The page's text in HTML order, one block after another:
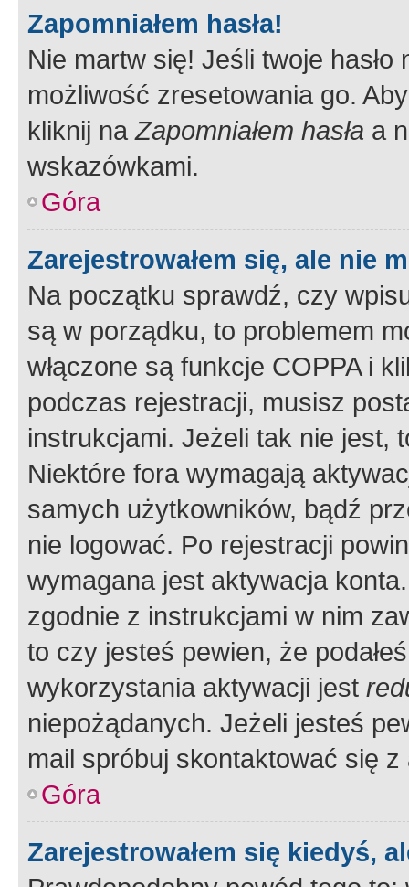
Zapomniałem hasła!
Nie martw się! Jeśli twoje
możliwość zresetowania go.
kliknij naZapomniałem hasła a
wskazówkami.
Góra
Zarejestrowałem się, ale nie
Na początku sprawdź, czy
są w porządku, to problemem
włączone są funkcje COPPA i
podczas rejestracji, musisz
instrukcjami. Jeżeli tak nie jest,
Niektóre fora wymagają
samych użytkowników, bądź
nie logować. Po rejestracji
wymagana jest aktywacja
zgodnie z instrukcjami w nim
to czy jesteś pewien, że
wykorzystania aktywacji jest
niepożądanych. Jeżeli jesteś
mail spróbuj skontaktować się
Góra
Zarejestrowałem się kiedyś,